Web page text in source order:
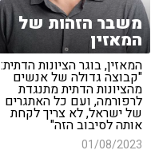
משבר הזהות של
המאזין
המאזין, בוגר הציונות הדתית:
"קבוצה גדולה של אנשים
מהציונות הדתית מתנגדת
לרפורמה, ועם כל האתגרים
של ישראל, לא צריך לקחת
אותה לסיבוב הזה"
01/08/2023